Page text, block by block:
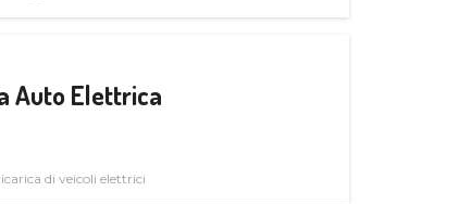
Auto Elettrica
di veicoli elettrici